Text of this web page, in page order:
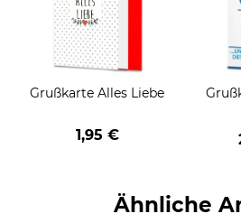
Grußkarte Alles Liebe
1,95 €
Ähnliche